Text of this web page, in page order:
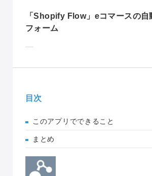
「Shopify Flow」eコマースの自
フォーム
目次
このアプリでできること
まとめ